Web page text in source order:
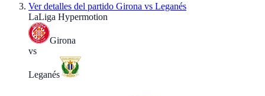
Ver detalles del partido Girona vs Leganés
LaLiga Hypermotion
Girona
vs
Leganés